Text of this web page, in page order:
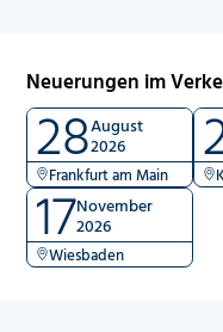
Neuerungen im
28August
2026
Frankfurt am Main
17November
2026
Wiesbaden